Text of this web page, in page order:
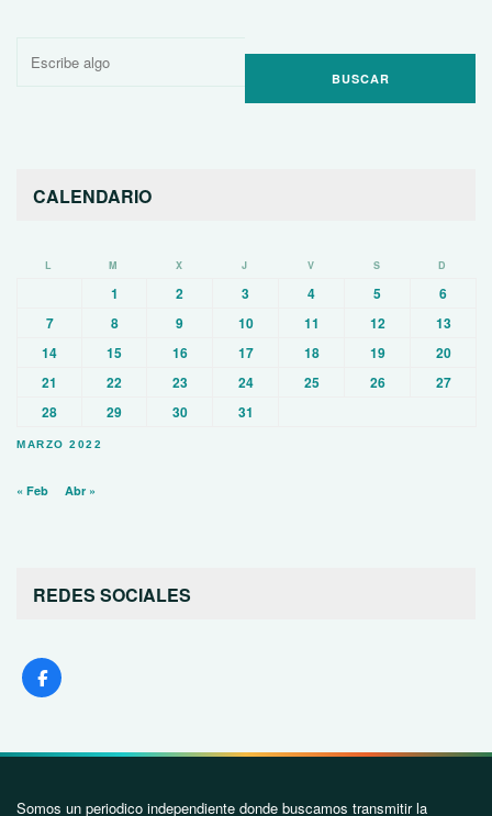
Buscar
CALENDARIO
MARZO 2022
L M X J V S D
1 2 3 4 5
6
7
8 9 10 11 12
13
14
15 16 17 18 19
20
21
22 23 24 25 26
27
28
29 30 31
« Feb Abr »
REDES SOCIALES
Somos un periodico independiente donde buscamos transmitir la